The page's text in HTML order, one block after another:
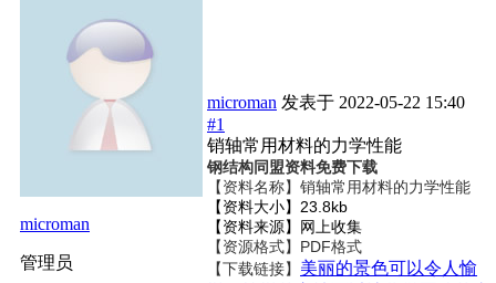
microman
管理员
microman 发表于 2022-05-22 15:40
#1
销轴常用材料的力学性能
钢结构同盟资料免费下载
【资料名称】 销轴常用材料的力学性能
【资料大小】23.8kb
【资料来源】网上收集
【资源格式】PDF格式
【下载链接】 美丽的景色可以令人愉